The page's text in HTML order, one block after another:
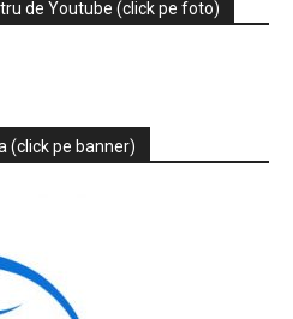
de Youtube (click pe foto)
(click pe banner)